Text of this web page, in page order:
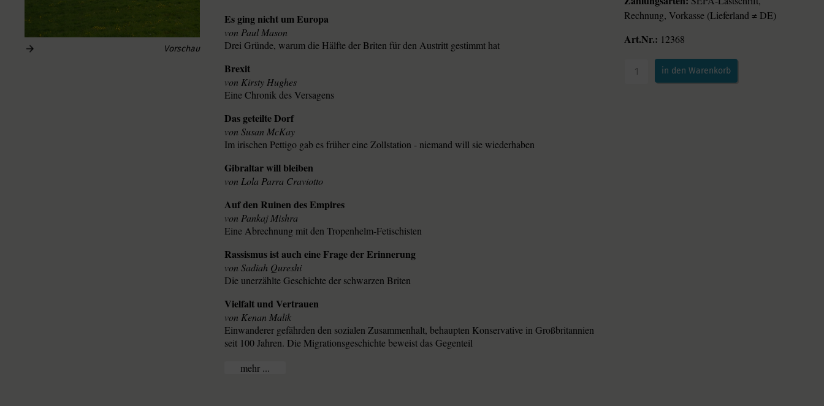
Vorschau
Es ging nicht um Europa
Paul Mason
Drei Gründe, warum die Hälfte der Briten für den Austritt gestimmt hat
Brexit
Kirsty Hughes
Eine Chronik des Versagens
Das geteilte Dorf
Susan McKay
Im irischen Pettigo gab es früher eine Zollstation - niemand will sie wiederhaben
Gibraltar will bleiben
Lola Parra Craviotto
Auf den Ruinen des Empires
Pankaj Mishra
Eine Abrechnung mit den Tropenhelm-Fetischisten
Rassismus ist auch eine Frage der Erinnerung
Sadiah Qureshi
Die unerzählte Geschichte der schwarzen Briten
Vielfalt und Vertrauen
Kenan Malik
Einwanderer gefährden den sozialen Zusammenhalt, behaupten Konservative in Großbritannien
seit 100 Jahren. Die Migrationsgeschichte beweist das Gegenteil
...
Rechnung, Vorkasse (Lieferland ≠ DE)
Art.Nr.: 12368
in den Warenkorb